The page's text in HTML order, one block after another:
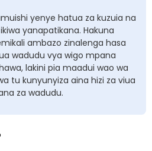
yenye hatua za kuzuia na
yanapatikana. Hakuna
ambazo zinalenga hasa
wadudu vya wigo mpana
lakini pia maadui wao wa
tu kunyunyiza aina hizi za viua
za wadudu.